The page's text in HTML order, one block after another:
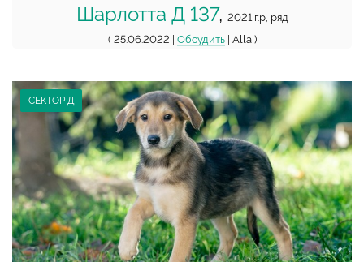
Шарлотта Д 137, 2021 г.р, ряд
( 25.06.2022 | Обсудить| Alla )
СЕКТОР Д